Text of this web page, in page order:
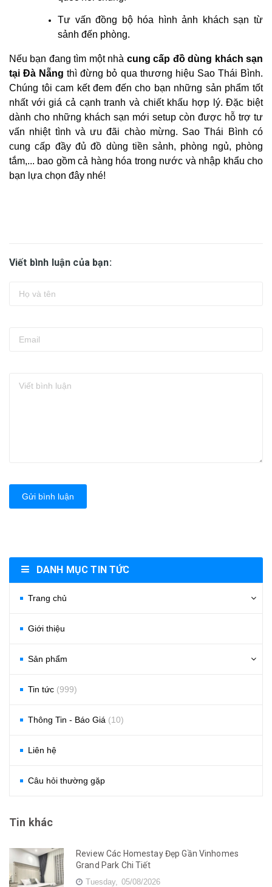
Tư vấn đồng bộ hóa hình ảnh khách sạn từ
sảnh đến phòng.
Nếu bạn đang tìm một nhà cung cấp đồ dùng khách sạn
tại Đà Nẵngthì đừng bỏ qua thương hiệu Sao Thái Bình.
Chúng tôi cam kết đem đến cho bạn những sản phẩm tốt
nhất với giá cả cạnh tranh và chiết khấu hợp lý. Đặc biệt
dành cho những khách sạn mới setup còn được hỗ trợ tư
vấn nhiệt tình và ưu đãi chào mừng. Sao Thái Bình có
cung cấp đầy đủ đồ dùng tiền sảnh, phòng ngủ, phòng
tắm,... bao gồm cả hàng hóa trong nước và nhập khẩu cho
bạn lựa chọn đây nhé!
Viết bình luận của bạn:
Gửi bình luận
DANH MỤC TIN TỨC
Trang chủ
Giới thiệu
Sản phẩm
Tin tức (999)
Thông Tin - Báo Giá (10)
Liên hệ
Câu hỏi thường gặp
Tin khác
Review Các Homestay Đẹp Gần Vinhomes
Grand Park Chi Tiết
Tuesday, 05/08/2026